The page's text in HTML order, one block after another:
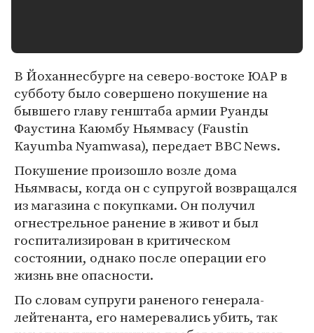
В Йоханнесбурге на северо-востоке ЮАР в
субботу было совершено покушение на
бывшего главу генштаба армии Руанды
Фаустина Каюмбу Ньямвасу (Faustin
Kayumba Nyamwasa), передает BBC News.
Покушение произошло возле дома
Ньямвасы, когда он с супругой возвращался
из магазина с покупками. Он получил
огнестрельное ранение в живот и был
госпитализирован в критическом
состоянии, однако после операции его
жизнь вне опасности.
По словам супруги раненого генерала-
лейтенанта, его намеревались убить, так